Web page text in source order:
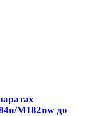
M182nw до